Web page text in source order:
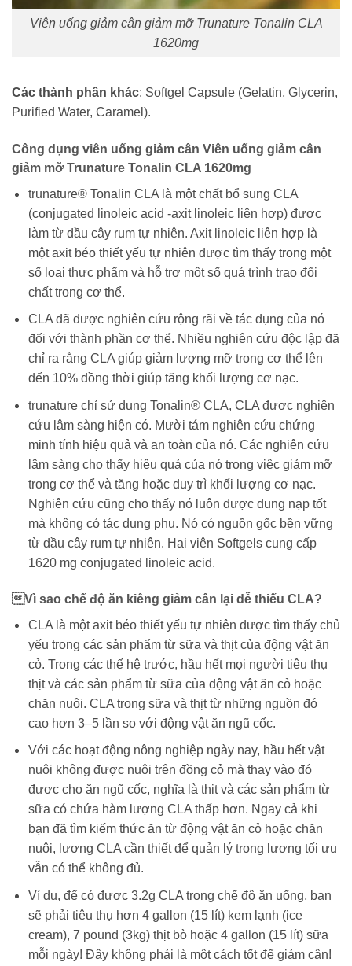
Viên uống giảm cân giảm mỡ Trunature Tonalin CLA
1620mg
Các thành phần khác: Softgel Capsule (Gelatin, Glycerin,
Purified Water, Caramel).
Công dụng viên uống giảm cân Viên uống giảm cân
giảm mỡ Trunature Tonalin CLA 1620mg
trunature® Tonalin CLA là một chất bổ sung CLA
(conjugated linoleic acid -axit linoleic liên hợp) được
làm từ dầu cây rum tự nhiên. Axit linoleic liên hợp là
một axit béo thiết yếu tự nhiên được tìm thấy trong một
số loại thực phẩm và hỗ trợ một số quá trình trao đổi
chất trong cơ thể.
CLA đã được nghiên cứu rộng rãi về tác dụng của nó
đối với thành phần cơ thể. Nhiều nghiên cứu độc lập đã
chỉ ra rằng CLA giúp giảm lượng mỡ trong cơ thể lên
đến 10% đồng thời giúp tăng khối lượng cơ nạc.
trunature chỉ sử dụng Tonalin® CLA, CLA được nghiên
cứu lâm sàng hiện có. Mười tám nghiên cứu chứng
minh tính hiệu quả và an toàn của nó. Các nghiên cứu
lâm sàng cho thấy hiệu quả của nó trong việc giảm mỡ
trong cơ thể và tăng hoặc duy trì khối lượng cơ nạc.
Nghiên cứu cũng cho thấy nó luôn được dung nạp tốt
mà không có tác dụng phụ. Nó có nguồn gốc bền vững
từ dầu cây rum tự nhiên. Hai viên Softgels cung cấp
1620 mg conjugated linoleic acid.
Vì sao chế độ ăn kiêng giảm cân lại dễ thiếu CLA?
CLA là một axit béo thiết yếu tự nhiên được tìm thấy chủ
yếu trong các sản phẩm từ sữa và thịt của động vật ăn
cỏ. Trong các thế hệ trước, hầu hết mọi người tiêu thụ
thịt và các sản phẩm từ sữa của động vật ăn cỏ hoặc
chăn nuôi. CLA trong sữa và thịt từ những nguồn đó
cao hơn 3–5 lần so với động vật ăn ngũ cốc.
Với các hoạt động nông nghiệp ngày nay, hầu hết vật
nuôi không được nuôi trên đồng cỏ mà thay vào đó
được cho ăn ngũ cốc, nghĩa là thịt và các sản phẩm từ
sữa có chứa hàm lượng CLA thấp hơn. Ngay cả khi
bạn đã tìm kiếm thức ăn từ động vật ăn cỏ hoặc chăn
nuôi, lượng CLA cần thiết để quản lý trọng lượng tối ưu
vẫn có thể không đủ.
Ví dụ, để có được 3.2g CLA trong chế độ ăn uống, bạn
sẽ phải tiêu thụ hơn 4 gallon (15 lít) kem lạnh (ice
cream), 7 pound (3kg) thịt bò hoặc 4 gallon (15 lít) sữa
mỗi ngày! Đây không phải là một cách tốt để giảm cân!